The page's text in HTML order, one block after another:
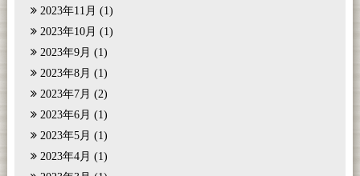
2023年11月 (1)
2023年10月 (1)
2023年9月 (1)
2023年8月 (1)
2023年7月 (2)
2023年6月 (1)
2023年5月 (1)
2023年4月 (1)